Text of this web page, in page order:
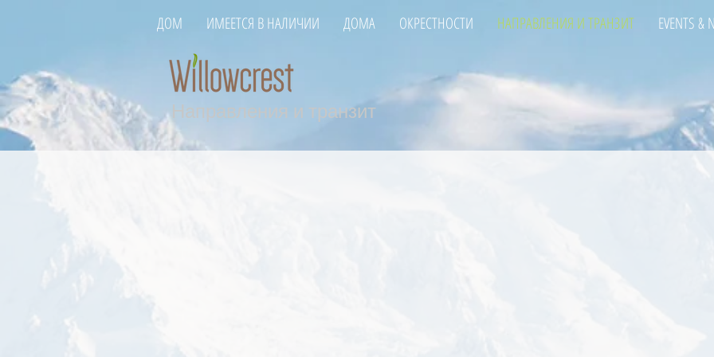
ДОМ ИМЕЕТСЯ В НАЛИЧИИ ДОМА ОКРЕСТНОСТИ НАПРАВЛЕНИЯ И ТРАНЗИТ EVENTS &
Направления и транзит